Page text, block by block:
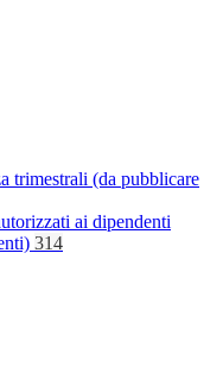
trimestrali (da pubblicare
ai dipendenti
314